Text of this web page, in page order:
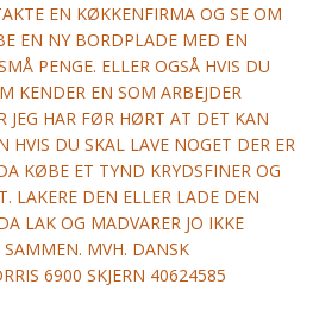
EN KØKKENFIRMA OG SE OM
EN NY BORDPLADE MED EN
PENGE. ELLER OGSÅ HVIS DU
KENDER EN SOM ARBEJDER
JEG HAR FØR HØRT AT DET KAN
HVIS DU SKAL LAVE NOGET DER ER
KØBE ET TYND KRYDSFINER OG
LAKERE DEN ELLER LADE DEN
LAK OG MADVARER JO IKKE
SAMMEN. MVH. DANSK
6900 SKJERN 40624585